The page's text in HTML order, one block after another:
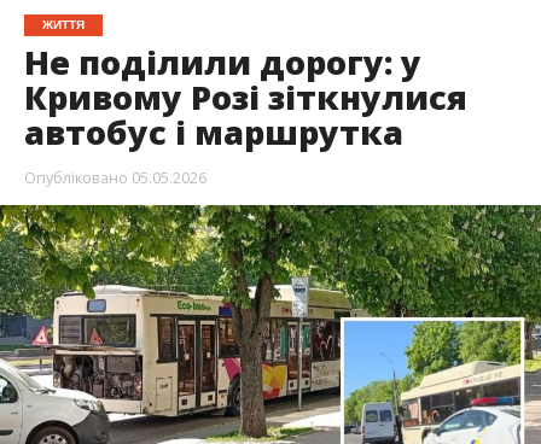
ЖИТТЯ
Не поділили дорогу: у
Кривому Розі зіткнулися
автобус і маршрутка
Опубліковано 05.05.2026